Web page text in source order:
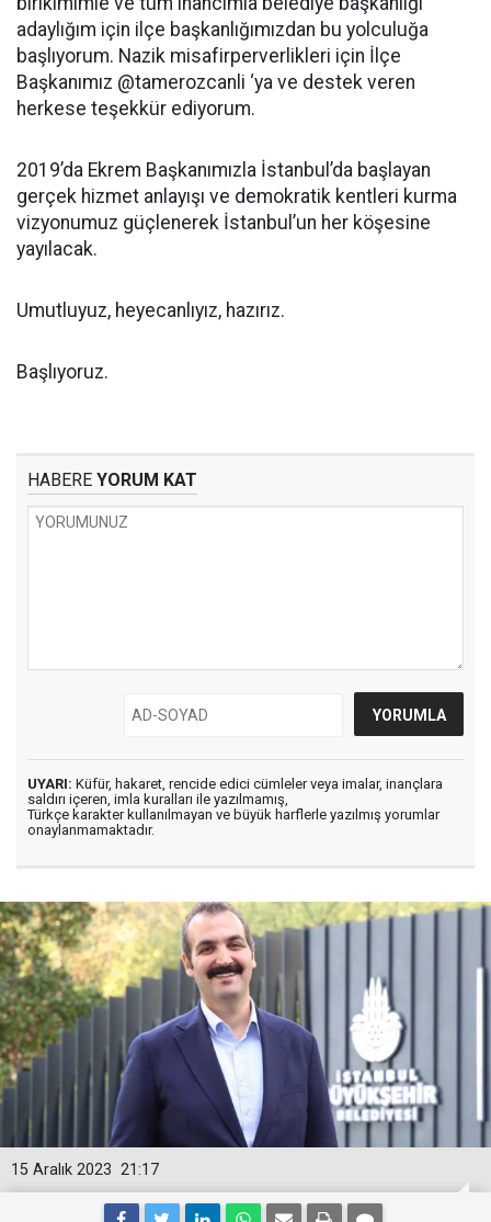
adaylığım için ilçe başkanlığımızdan bu yolculuğa
başlıyorum. Nazik misafirperverlikleri için İlçe
Başkanımız @tamerozcanli ‘ya ve destek veren
herkese teşekkür ediyorum.
2019’da Ekrem Başkanımızla İstanbul’da başlayan
gerçek hizmet anlayışı ve demokratik kentleri kurma
vizyonumuz güçlenerek İstanbul’un her köşesine
yayılacak.
Umutluyuz, heyecanlıyız, hazırız.
Başlıyoruz.
HABERE YORUM KAT
UYARI: Küfür, hakaret, rencide edici cümleler veya imalar, inançlara
saldırı içeren, imla kuralları ile yazılmamış,
Türkçe karakter kullanılmayan ve büyük harflerle yazılmış yorumlar
onaylanmamaktadır.
21:17
15 Aralık 2023